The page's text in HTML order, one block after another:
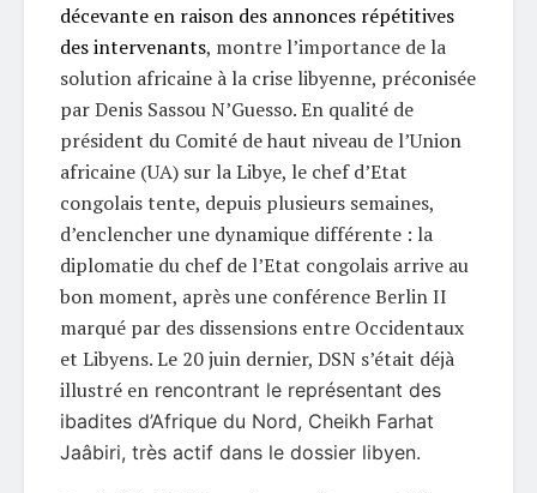
décevante en raison des annonces répétitives
des intervenants, montre l’importance de la
solution africaine à la crise libyenne, préconisée
par Denis Sassou N’Guesso. En qualité de
président du Comité de haut niveau de l’Union
africaine (UA) sur la Libye, le chef d’Etat
congolais tente, depuis plusieurs semaines,
d’enclencher une dynamique différente : la
diplomatie du chef de l’Etat congolais arrive au
bon moment, après une conférence Berlin II
marqué par des dissensions entre Occidentaux
et Libyens. Le 20 juin dernier, DSN s’était déjà
illustré en rencontrant le représentant des
ibadites d’Afrique du Nord, Cheikh Farhat
Jaâbiri, très actif dans le dossier libyen.